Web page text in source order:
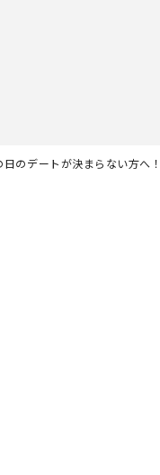
日のデートが決まらない方へ